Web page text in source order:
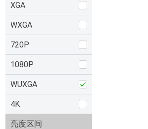
XGA
WXGA
720P
1080P
WUXGA
4K
亮度区间